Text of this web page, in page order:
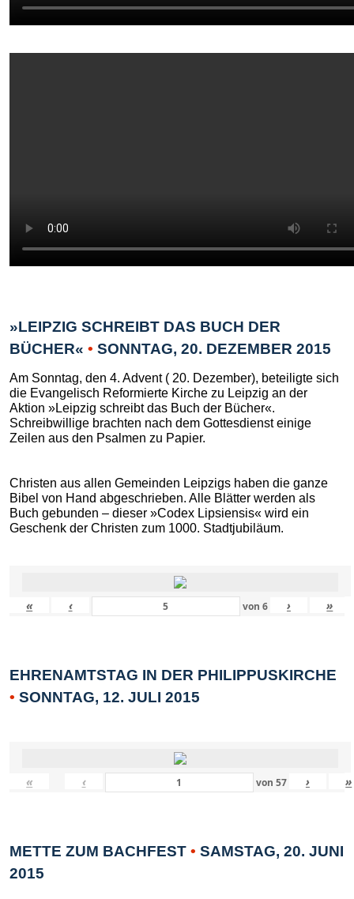
»LEIPZIG SCHREIBT DAS BUCH DER
BÜCHER« • SONNTAG, 20. DEZEMBER 2015
Am Sonntag, den 4. Advent ( 20. Dezember), beteiligte sich
die Evangelisch Reformierte Kirche zu Leipzig an der
Aktion »Leipzig schreibt das Buch der Bücher«.
Schreibwillige brachten nach dem Gottesdienst einige
Zeilen aus den Psalmen zu Papier.
Christen aus allen Gemeinden Leipzigs haben die ganze
Bibel von Hand abgeschrieben. Alle Blätter werden als
Buch gebunden – dieser »Codex Lipsiensis« wird ein
Geschenk der Christen zum 1000. Stadtjubiläum.
« ‹ von 6 › »
EHRENAMTSTAG IN DER PHILIPPUSKIRCHE
• SONNTAG, 12. JULI 2015
« ‹ von 57 › »
METTE ZUM BACHFEST • SAMSTAG, 20. JUNI
2015